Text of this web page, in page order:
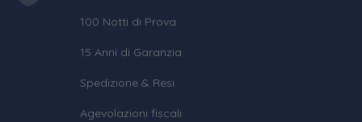
100 Notti di Prova
15 Anni di Garanzia
Spedizione & Resi
Agevolazioni fiscali